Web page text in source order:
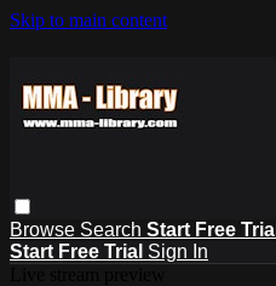
Skip to main content
Browse Search Start Free Trial
Start Free Trial Sign In